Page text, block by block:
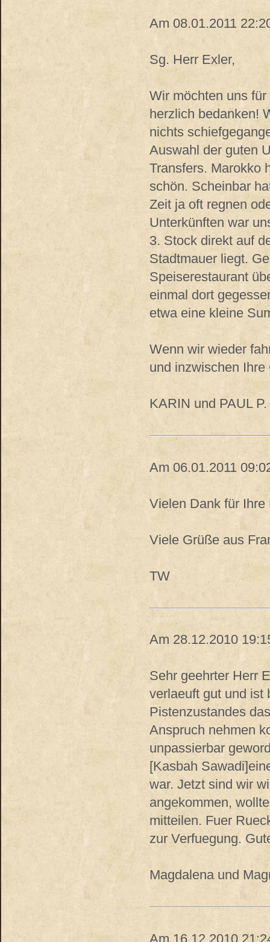
Am 08.01.2011
Sg. Herr Exler,
Wir möchten uns
herzlich bedanken!
nichts
Auswahl der guten
Transfers. Marokko
schön. Scheinbar
Zeit ja oft regnen
Unterkünften war
3. Stock direkt auf
Stadtmauer liegt.
Speiserestaurant
einmal dort
etwa eine kleine
Wenn wir wieder
und inzwischen
KARIN und PAUL P.
Am 06.01.2011
Vielen Dank für
Viele Grüße aus
TW
Am 28.12.2010
Sehr geehrter Herr
verlaeuft gut und ist
Pistenzustandes
Anspruch nehmen
unpassierbar
[Kasbah
war. Jetzt sind wir
angekommen,
mitteilen. Fuer
zur Verfuegung.
Magdalena und
Am 16.12.2010